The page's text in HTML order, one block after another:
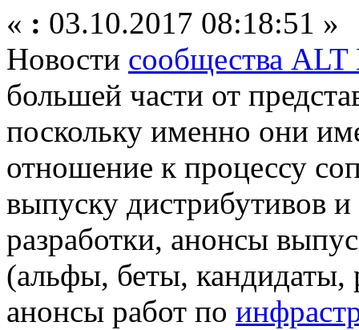
« : 03.10.2017 08:18:51 »
Новости сообщества
большей части от
поскольку именно они
отношение к процессу
выпуску дистрибутивов
разработки, анонсы
(альфы, беты,
анонсы работ по